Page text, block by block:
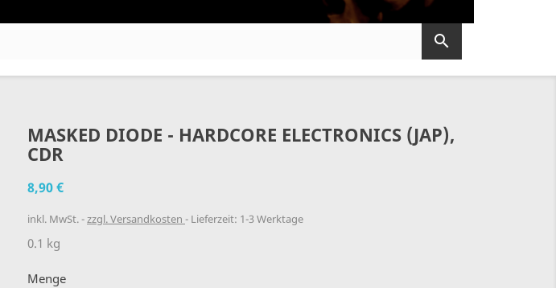

MASKED DIODE - HARDCORE ELECTRONICS (JAP),
CDR
8,90 €
inkl. MwSt. zzgl. Versandkosten Lieferzeit: 1-3 Werktage
0.1 kg
Menge